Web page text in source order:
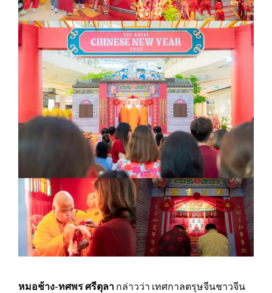
หมอช้าง-ทศพร ศรีตุลา กล่าวว่า เทศกาลตรุษจีนชาวจีน